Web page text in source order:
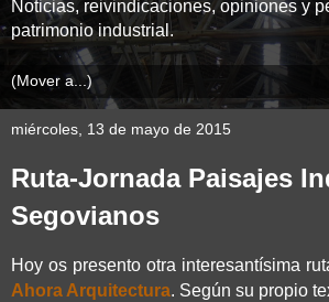
Noticias, reivindicaciones, opiniones y
patrimonio industrial.
miércoles, 13 de mayo de 2015
Ruta-Jornada Paisajes
Segovianos
Hoy os presento otra interesantísima
Ahora Arquitectura. Según su propio